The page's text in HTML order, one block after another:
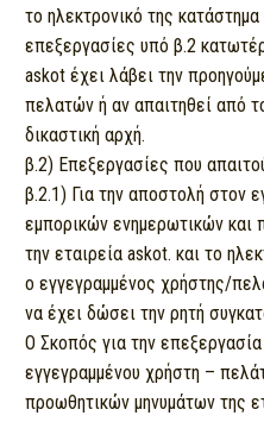
το ηλεκτρονικό της
επεξεργασίες υπό β.2
askot έχει λάβει την
πελατών ή αν απαιτηθεί από
δικαστική αρχή.
β.2) Επεξεργασίες που
β.2.1) Για την αποστολή στον
εμπορικών ενημερωτικών και
την εταιρεία askot. και το
o εγγεγραμμένος χρήστης/
να έχει δώσει την ρητή
Ο Σκοπός για την
εγγεγραμμένου χρήστη –
προωθητικών μηνυμάτων της